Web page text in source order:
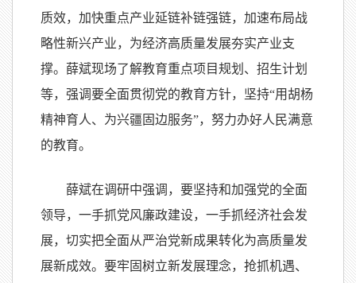
质效，加快重点产业延链补链强链，加速布局战
略性新兴产业，为经济高质量发展夯实产业支
撑。薛斌现场了解教育重点项目规划、招生计划
等，强调要全面贯彻党的教育方针，坚持“用胡杨
精神育人、为兴疆固边服务”，努力办好人民满意
的教育。
薛斌在调研中强调，要坚持和加强党的全面
领导，一手抓党风廉政建设，一手抓经济社会发
展，切实把全面从严治党新成果转化为高质量发
展新成效。要牢固树立新发展理念，抢抓机遇、